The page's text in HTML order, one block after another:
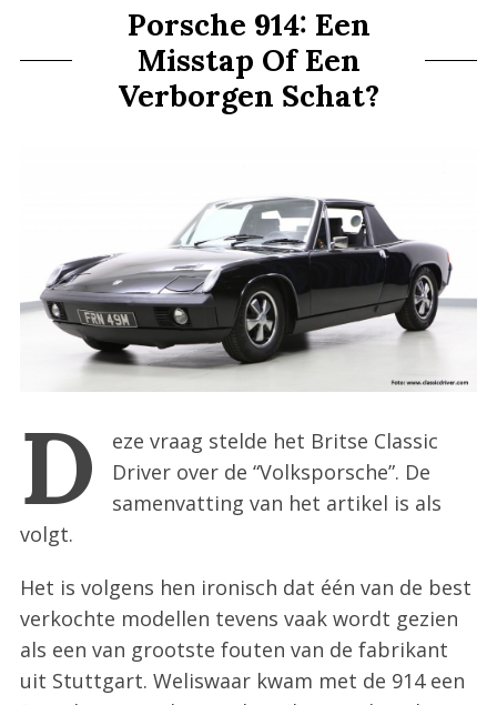
c
f
o
Porsche 914: Een
Misstap Of Een
Verborgen Schat?
D
eze vraag stelde het Britse Classic
Driver over de “Volksporsche”. De
samenvatting van het artikel is als
volgt.
Het is volgens hen ironisch dat één van de best
verkochte modellen tevens vaak wordt gezien
als een van grootste fouten van de fabrikant
uit Stuttgart. Weliswaar kwam met de 914 een